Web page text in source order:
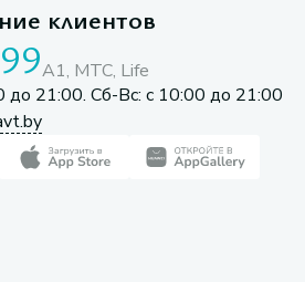
клиентов
A1, МТС, Life
до 21:00. Сб-Вс: с 10:00 до 21:00